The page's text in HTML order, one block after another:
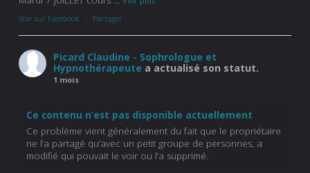
Voir sur Facebook · Partager
Picard Claudine - Sophrologue et
Hypnothérapeute a actualisé son statut.
1 mois
Ce contenu n’est pas disponible actuellement
Ce problème vient généralement du fait que le propriétaire
ne l’a partagé qu’avec un petit groupe de personnes, a
modifié qui pouvait le voir ou l’a supprimé.